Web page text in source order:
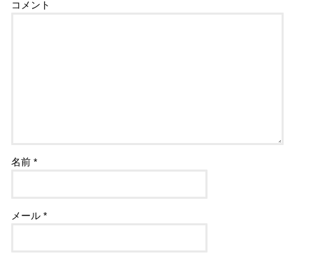
コメント
名前*
メール*